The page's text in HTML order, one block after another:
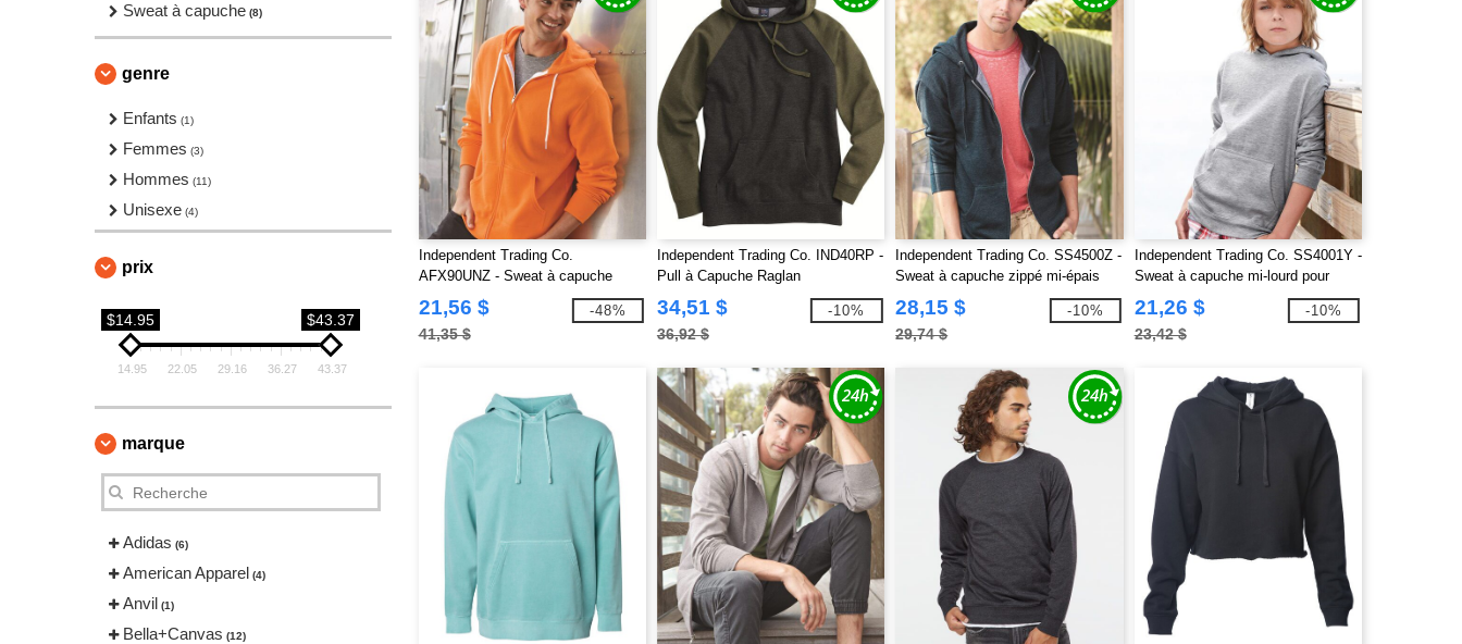
Sweat à capuche (8)
genre
Enfants (1)
Femmes (3)
Hommes (11)
Unisexe (4)
prix
$14.95 $43.37
14.95 22.05 29.16 36.27 43.37
marque
Adidas (6)
American Apparel (4)
Anvil (1)
Bella+Canvas (12)
Independent Trading Co.
AFX90UNZ - Sweat à capuche
zippé intégral unisexe
21,56 $
41,35 $
-48%
Independent Trading Co. IND40RP -
Pull à Capuche Raglan
34,51 $
36,92 $
-10%
Independent Trading Co. SS4500Z -
Sweat à capuche zippé mi-épais
28,15 $
29,74 $
-10%
Independent Trading Co. SS4001Y -
Sweat à capuche mi-lourd pour
jeunes
21,26 $
23,42 $
-10%